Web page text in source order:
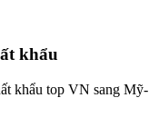
khẩu
khẩu top VN sang Mỹ-